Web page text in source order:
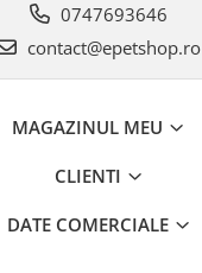
0747693646
contact@epetshop.ro
MAGAZINUL MEU
CLIENTI
DATE COMERCIALE